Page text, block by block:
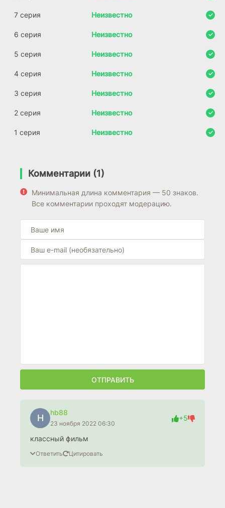
7 серия Неизвестно
6 серия Неизвестно
5 серия Неизвестно
4 серия Неизвестно
3 серия Неизвестно
2 серия Неизвестно
1 серия Неизвестно
Комментарии (1)
Минимальная длина комментария — 50 знаков.
Все комментарии проходят модерацию.
ОТПРАВИТЬ
H
hb88
23 ноября 2022 06:30
+5
классный фильм
Ответить Цитировать